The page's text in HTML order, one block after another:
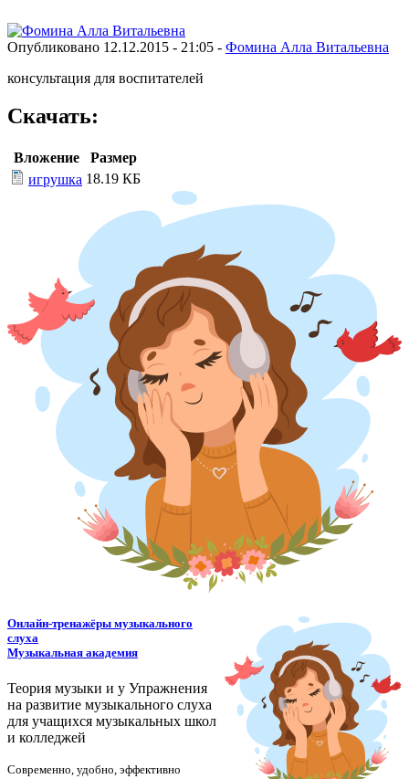
Опубликовано 12.12.2015 - 21:05 - Фомина Алла Витальевна
консультация для воспитателей
Скачать:
Вложение
Размер
игрушка 18.19 КБ
Онлайн-тренажёры музыкального
слуха
Музыкальная академия
Теория музыки и у Упражнения
на развитие музыкального слуха
для учащихся музыкальных школ
и колледжей
Современно, удобно, эффективно